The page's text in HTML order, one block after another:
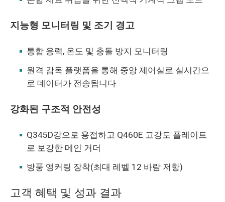
지능형 모니터링 및 조기 경고
통합 응력, 온도 및 충돌 방지 모니터링
원격 감독 플랫폼을 통해 중앙 제어실로 실시간으
로 데이터가 전송됩니다.
강화된 구조적 안전성
Q345D강으로 용접하고 Q460E 고강도 플레이트
로 보강한 메인 거더
방풍 앵커링 장착(최대 레벨 12 바람 저항)
고객 혜택 및 성과 결과